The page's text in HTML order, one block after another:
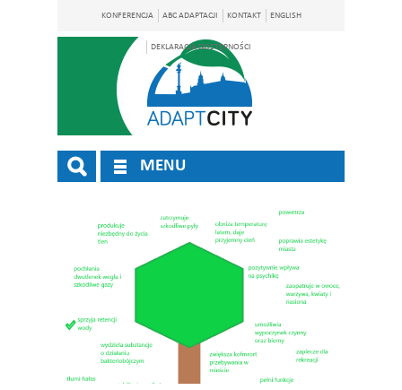
KONFERENCJA ABC ADAPTACJI KONTAKT ENGLISH
DEKLARACJA DOSTĘPNOŚCI
MENU